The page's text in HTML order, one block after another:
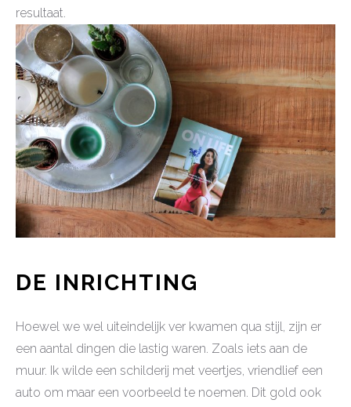
resultaat.
DE INRICHTING
Hoewel we wel uiteindelijk ver kwamen qua stijl, zijn er
een aantal dingen die lastig waren. Zoals iets aan de
muur. Ik wilde een schilderij met veertjes, vriendlief een
auto om maar een voorbeeld te noemen. Dit gold ook